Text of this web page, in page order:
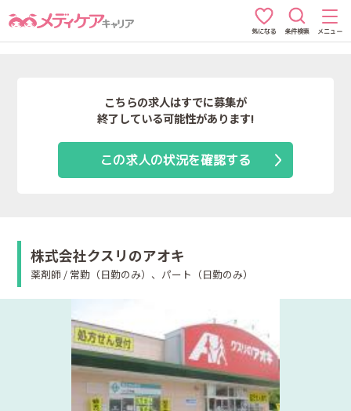
気になる 条件検索 メニュー
こちらの求人はすでに募集が
終了している可能性があります!
この求人の状況を確認する
株式会社クスリのアオキ
薬剤師 / 常勤（日勤のみ）、パート（日勤のみ）